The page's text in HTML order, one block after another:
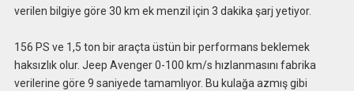
verilen bilgiye göre 30 km ek menzil için 3 dakika şarj yetiyor.
156 PS ve 1,5 ton bir araçta üstün bir performans beklemek
haksızlık olur. Jeep Avenger 0-100 km/s hızlanmasını fabrika
verilerine göre 9 saniyede tamamlıyor. Bu kulağa azmış gibi